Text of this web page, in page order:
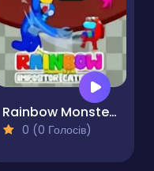
Rainbow Monster Impostor Catcher
0 (0 Голосів)